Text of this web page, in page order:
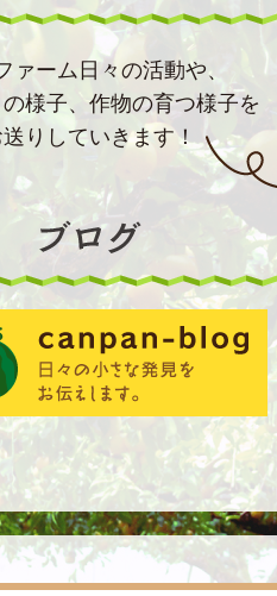
ァーム日々の活動や、
様子、作物の育つ様子を
送りしていきます！